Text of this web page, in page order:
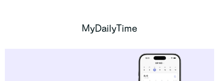
MyDailyTime